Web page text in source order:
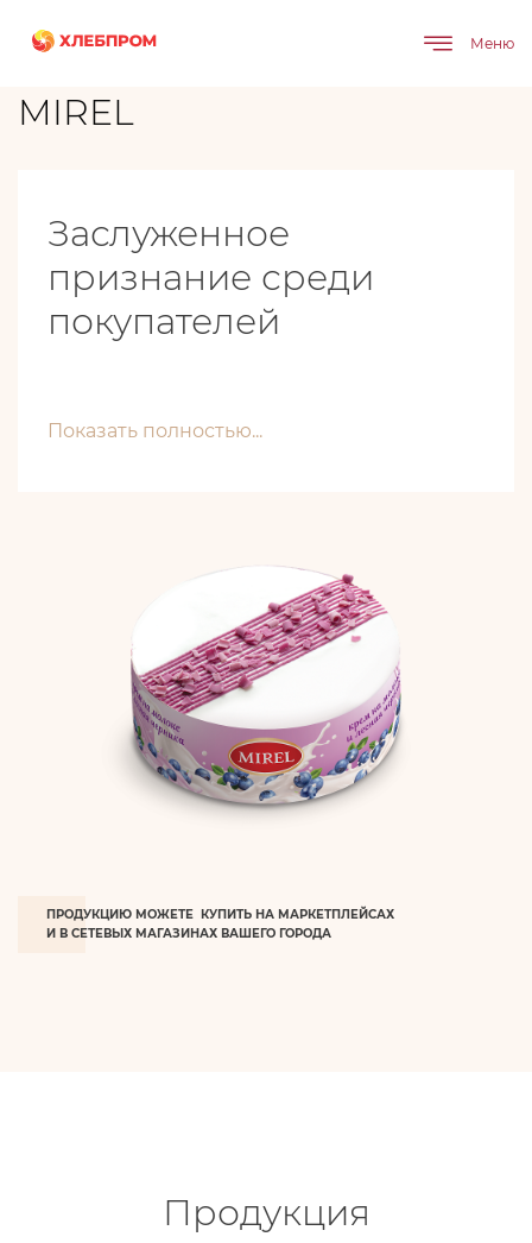
Меню
MIREL
ПРОДУКЦИЮ МОЖЕТЕ КУПИТЬ НА МАРКЕТПЛЕЙСАХ
И В СЕТЕВЫХ МАГАЗИНАХ ВАШЕГО ГОРОДА
Заслуженное
признание среди
покупателей
Показать полностью...
Продукция